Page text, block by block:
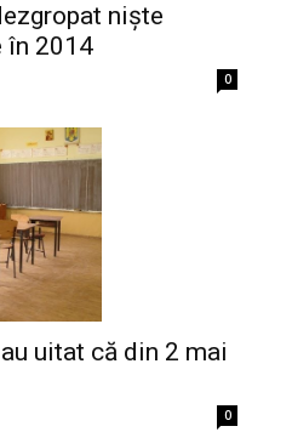
niște
în 2014
0
uitat că din 2 mai
0